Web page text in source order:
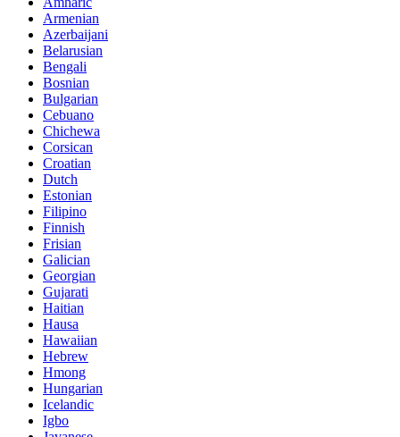
Armenian
Azerbaijani
Belarusian
Bengali
Bosnian
Bulgarian
Cebuano
Chichewa
Corsican
Croatian
Dutch
Estonian
Filipino
Finnish
Frisian
Galician
Georgian
Gujarati
Haitian
Hausa
Hawaiian
Hebrew
Hmong
Hungarian
Icelandic
Igbo